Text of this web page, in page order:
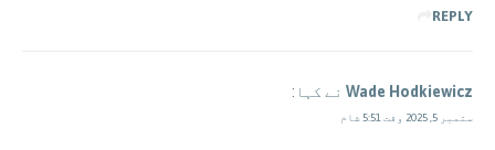
REPLY
Wade Hodkiewicz نے کہا:
ستمبر 5, 2025 وقت 5:51 شام